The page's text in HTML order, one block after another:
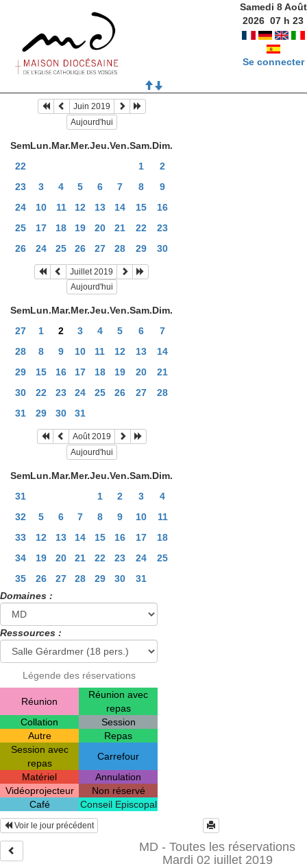
Samedi 8 Août
2026 07 h23
Se connecter
Juin 2019
Aujourd'hui
SemLun.Mar.Mer.Jeu.Ven.Sam.Dim.
22
1
2
23
3 4 5 6 7 8
9
24
10 11 12 13 14 15
16
25
17 18 19 20 21 22
23
26
24 25 26 27 28 29 30
Juillet 2019
Aujourd'hui
SemLun.Mar.Mer.Jeu.Ven.Sam.Dim.
27
1 2 3 4 5 6
7
28
8 9 10 11 12 13
14
29
15 16 17 18 19 20
21
30
22 23 24 25 26 27
28
31
29 30 31
Août 2019
Aujourd'hui
SemLun.Mar.Mer.Jeu.Ven.Sam.Dim.
31
1 2 3
4
32
5 6 7 8 9 10
11
33
12 13 14 15 16 17
18
34
19 20 21 22 23 24
25
35
26 27 28 29 30
31
Domaines :
Ressources :
Légende des réservations
Réunion
Réunion avec
repas
Collation
Session
Autre
Repas
Session avec
repas
Carrefour
Matériel
Annulation
Vidéoprojecteur
Non réservé
Café
Conseil Episcopal
Voir le jour précédent
MD - Toutes les réservations
Mardi 02 juillet 2019